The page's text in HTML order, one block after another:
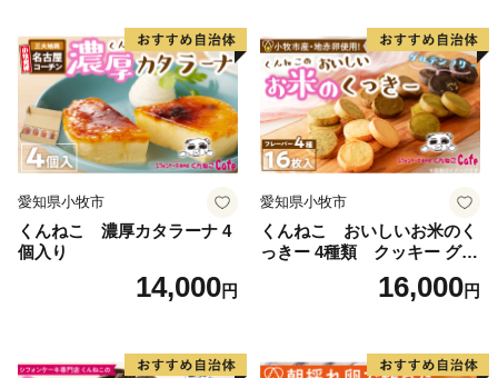
愛知県小牧市
くんねこ 濃厚カタラーナ 4
個入り
14,000円
愛知県小牧市
くんねこ おいしいお米のく
っきー 4種類 クッキー グル
16,000円